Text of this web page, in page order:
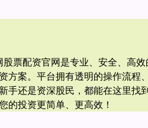
票配资官网是专业、安全、高
方案。平台拥有透明的操作流程
手还是资深股民，都能在这里找
的投资更简单、更高效！